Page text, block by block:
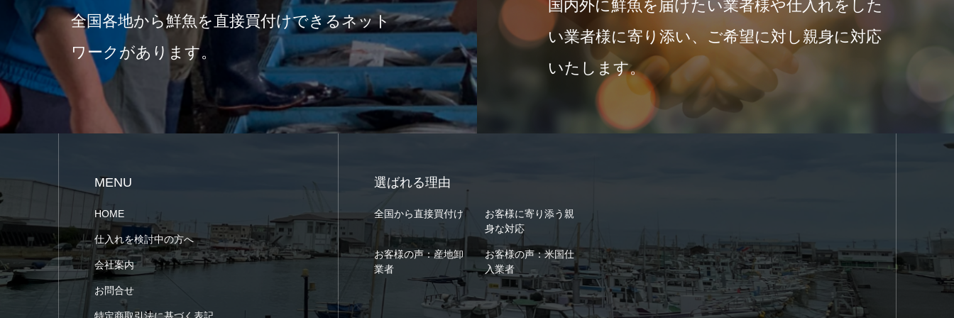
全国各地から鮮魚を直接買付けできるネット
ワークがあります。
国内外に鮮魚を届けたい業者様や仕入れをした
い業者様に寄り添い、ご希望に対し親身に対応
いたします。
MENU
HOME
仕入れを検討中の方へ
会社案内
お問合せ
選ばれる理由
全国から直接買付け
お客様に寄り添う親
身な対応
お客様の声：産地卸
業者
お客様の声：米国仕
入業者